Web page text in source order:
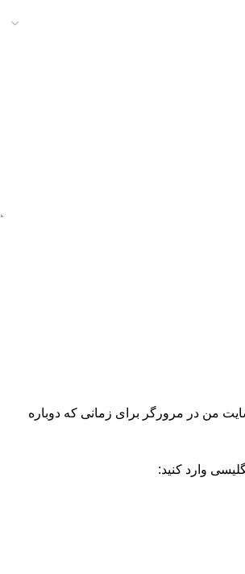
من در مرورگر برای زمانی که دوباره
وارد کنید: